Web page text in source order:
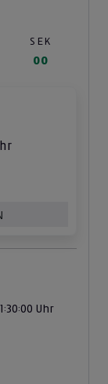
SEK
00
Uhr